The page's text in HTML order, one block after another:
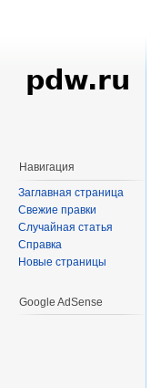
Навигация
Заглавная страница
Свежие правки
Случайная статья
Справка
Новые страницы
Google AdSense